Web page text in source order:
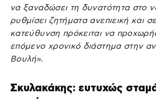
να ξαναδώσει τη δυνατότητα στο
ρυθμίσει ζητήματα ανεπιεική και
κατεύθυνση πρόκειται να
επόμενο χρονικό διάστημα στην
Βουλή».
Σκυλακάκης: ευτυχώς